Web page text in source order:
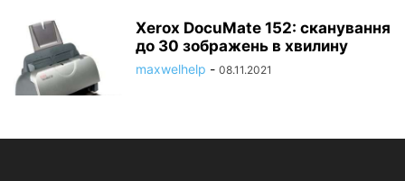
Xerox DocuMate 152: сканування
до 30 зображень в хвилину
maxwelhelp - 08.11.2021